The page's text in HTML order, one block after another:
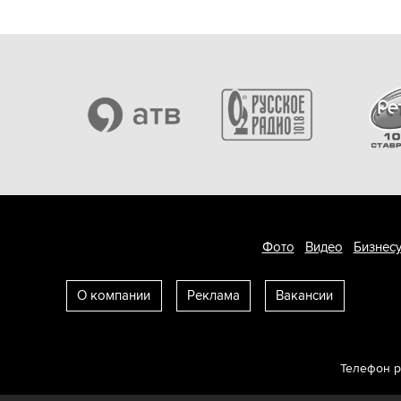
Фото Видео
О компании Реклама Вакансии
Телефон